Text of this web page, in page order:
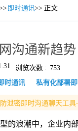
即时通讯>> 正文
沟通新趋
浏览次数 : 753
时通讯 私有化部署
泄密即时沟通聊天工
的浪潮中，企业内